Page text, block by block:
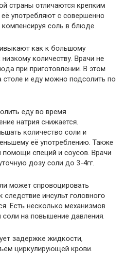
страны отличаются крепким
употребляют с совершенно
соль в блюде.
как к большому
количеству. Врачи не
при приготовлении. В этом
столе и еду можно подсолить по
еду во время
натрия снижается.
количество соли и
её употреблению. Также
специй и соусов. Врачи
дозу соли до 3-4гг.
может спровоцировать
следствие инсульт головного
Есть несколько механизмов
соли на повышение давления.
задержке жидкости,
циркулирующей крови.